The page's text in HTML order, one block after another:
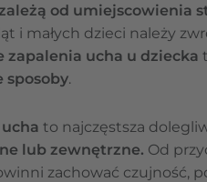
od umiejscowienia
i małych dzieci należy
zapalenia ucha u dziecka
sposoby.
to najczęstsza
lub zewnętrzne. Od
zachować czujność,